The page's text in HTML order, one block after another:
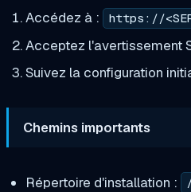
Accédez à : https://
Acceptez l'avertissement
Suivez la configuration
Chemins importants
Répertoire d'installation :